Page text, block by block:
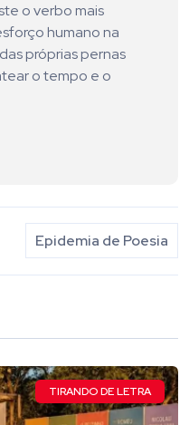
o verbo mais
humano na
próprias pernas
o tempo e o
Epidemia de Poesia
TIRANDO DE LETRA